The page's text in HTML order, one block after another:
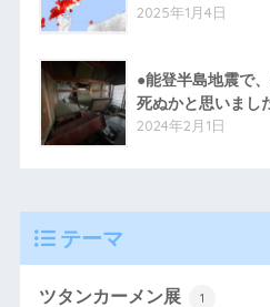
2025年1月4日
●能登半島地震で
死ぬかと思いまし
2024年2月1日
テーマ
ツタンカーメン展 1